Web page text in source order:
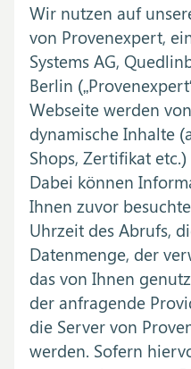
Wir nutzen auf
von Provenexpert,
Systems AG,
Berlin
Webseite werden
dynamische Inhalte
Shops, Zertifikat
Dabei können
Ihnen zuvor
Uhrzeit des Abrufs,
Datenmenge, der
das von Ihnen
der anfragende
die Server von
werden. Sofern